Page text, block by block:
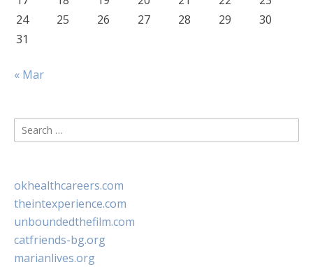
24
25 26 27 28 29
30
31
« Mar
Search
for:
okhealthcareers.com
theintexperience.com
unboundedthefilm.com
catfriends-bg.org
marianlives.org